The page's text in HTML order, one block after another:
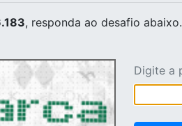
, responda ao desafio abaixo.
Digite a